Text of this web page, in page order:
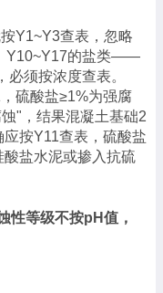
Y1~Y3查表，忽略
Y10~Y17的盐类——
须按浓度查表。
硫酸盐≥1%为强腐
"，结果混凝土基础2
按Y11查表，硫酸盐
盐水泥或掺入抗硫
性等级不按pH值，